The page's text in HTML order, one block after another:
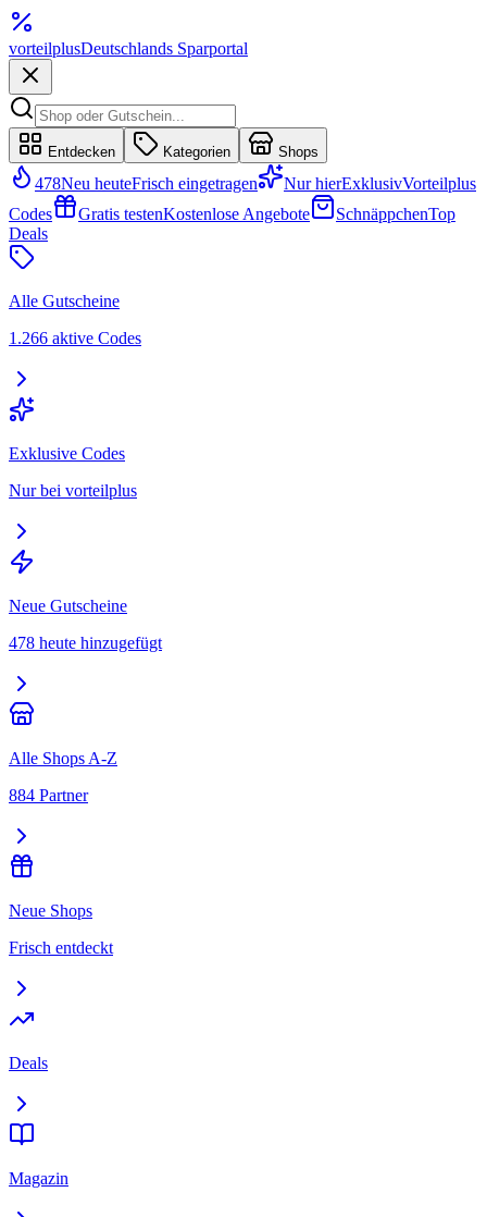
vorteilplusDeutschlands Sparportal
Entdecken Kategorien Shops
478Neu heuteFrisch eingetragen Nur hierExklusivVorteilplus
Codes
Gratis testenKostenlose Angebote SchnäppchenTop
Deals
Alle Gutscheine
1.266 aktive Codes
Exklusive Codes
Nur bei vorteilplus
Neue Gutscheine
478 heute hinzugefügt
Alle Shops A-Z
884 Partner
Neue Shops
Frisch entdeckt
Deals
Magazin